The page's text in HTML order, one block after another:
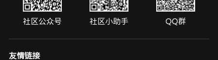
社区公众号 社区小助手 QQ群
友情链接